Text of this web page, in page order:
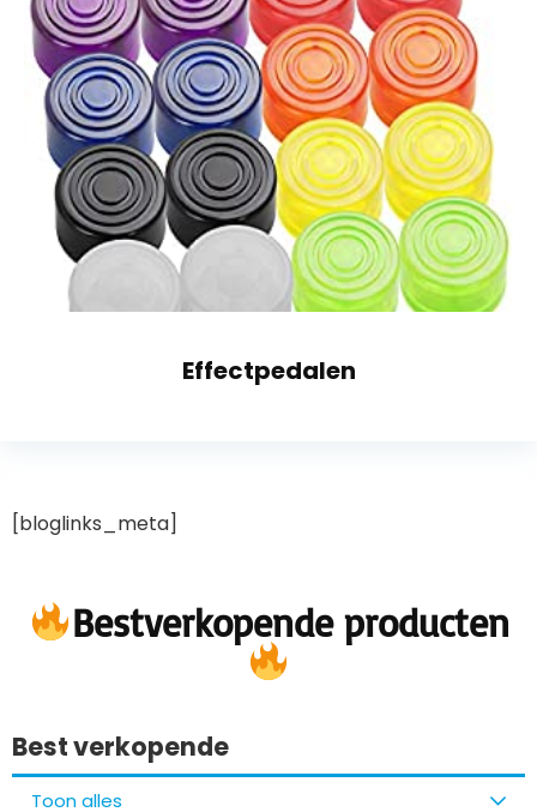
Effectpedalen
[bloglinks_meta]
Bestverkopende producten
Best verkopende
Toon alles